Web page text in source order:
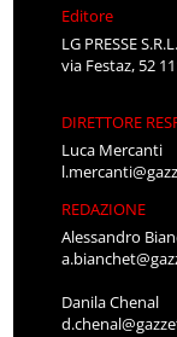
Editore
LG PRESSE S.R.L.
via Festaz, 52
DIRETTORE
Luca Mercanti
REDAZIONE
Alessandro
Danila Chenal